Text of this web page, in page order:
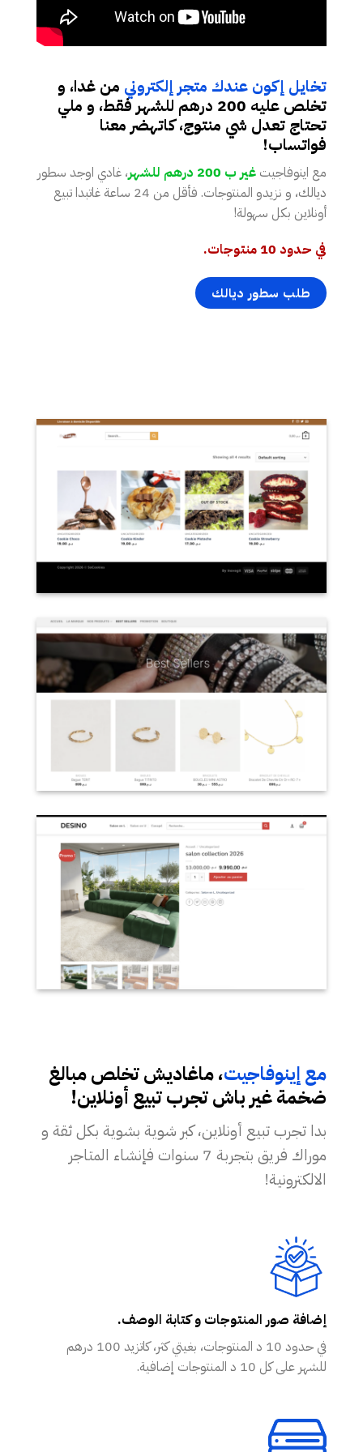
تخايل إكون عندك متجر إلكتروني من غدا، و
تخلص عليه 200 درهم للشهر فقط، و ملي
تحتاج تعدل شي منتوج، كاتهضر معنا
فواتساب!
مع اينوفاجيت غير ب 200 درهم للشهر
، غادي اوجد سطور
ديالك، و نزيدو المنتوجات. فأقل من 24 ساعة غاتبدا تبيع
أونلاين بكل سهولة!
في حدود 10 منتوجات.
طلب سطور ديالك
مع إينوفاجيت، ماغاديش تخلص مبالغ
ضخمة غير باش تجرب تبيع أونلاين!
بدا تجرب تبيع أونلاين، كبر شوية بشوية بكل ثقة و
موراك فريق بتجربة 7 سنوات فإنشاء المتاجر
الالكترونية!
إضافة صور المنتوجات و كتابة الوصف.
في حدود 10 د المنتوجات، بغيتي كثر، كاتزيد 100 درهم
للشهر على كل 10 د المنتوجات إضافية.